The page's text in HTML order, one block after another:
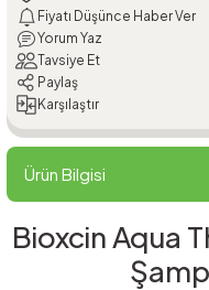
Fiyatı Düşünce Haber Ver
Yorum Yaz
Tavsiye Et
Paylaş
Karşılaştır
Ürün Bilgisi
Bioxcin Aqua